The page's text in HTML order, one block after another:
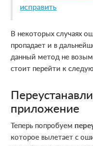
исправить
В некоторых случаях
пропадает и в
данный метод не
стоит перейти к
приложение
Теперь попробуем
которое вылетает с